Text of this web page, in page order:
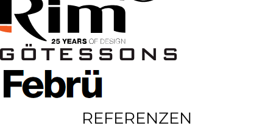
REFERENZEN